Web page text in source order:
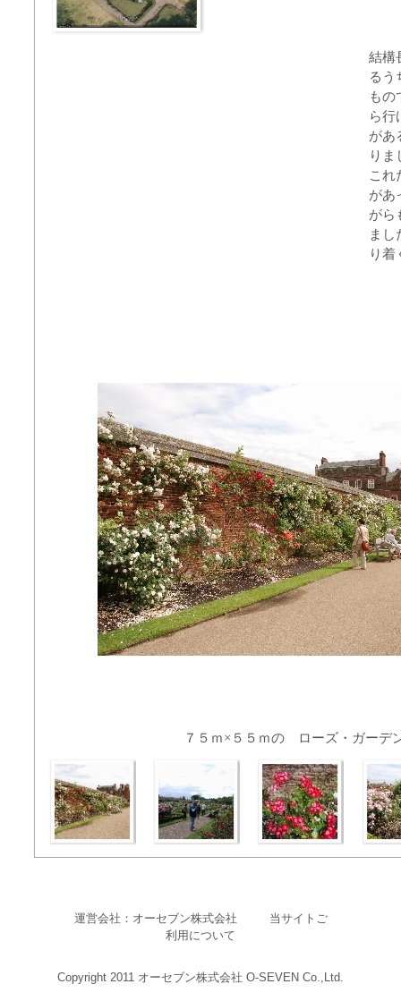
結構
る
もの
ら行
があ
りま
これ
があ
が
まし
り着
７５ｍ×５５ｍの ローズ・ガーデ
運営会社：オーセブン株式会社
当サイトご
利用について
Copyright 2011 オーセブン株式会社 O-SEVEN Co.,Ltd.